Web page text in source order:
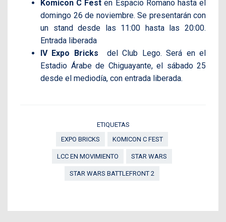
Komicon C Fest en Espacio Romano hasta el
domingo 26 de noviembre. Se presentarán con
un stand desde las 11:00 hasta las 20:00.
Entrada liberada
IV Expo Bricks
del Club Lego. Será en el
Estadio Árabe de Chiguayante, el sábado 25
desde el mediodía, con entrada liberada.
ETIQUETAS
EXPO BRICKS
KOMICON C FEST
LCC EN MOVIMIENTO STAR WARS
STAR WARS BATTLEFRONT 2